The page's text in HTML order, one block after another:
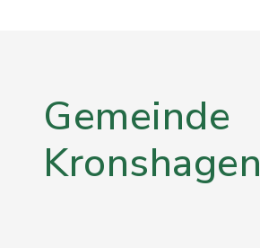
Gemeinde
Kronshagen